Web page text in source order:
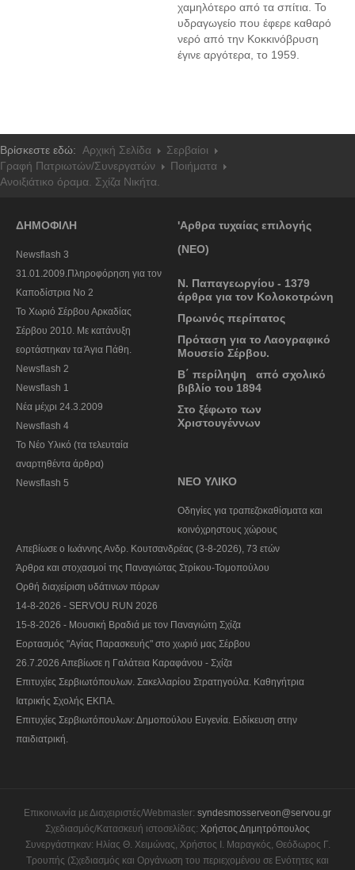
χαμηλότερο από τα σπίτια. Το
υδραγωγείο που έφερε καθαρό
νερό από την Κοκκινόβρυση
έγινε αργότερα, το 1959.
Βρίσκεστε εδώ: Αρχική Σελίδα
Σερβαίοι
Γραφή Πατριωτών/Συνεργατών
Ποιήματα
Ανοιξιάτικο όραμα. Σχίζα Νικήτα.
ΔΗΜΟΦΙΛΗ
Newsflash 3
31.01.2009.Πληροφόρηση για τον
Καποδίστρια Νο 2
To Χωριό Σέρβου Αρκαδίας
Σέρβου 2010. Με κατάνυξη
εορτάστηκαν τα Άγια Πάθη.
Newsflash 2
Newsflash 1
Nέα μέχρι 24.3.2009
Newsflash 4
Το Νέο Υλικό (τα τελευταία
αναρτηθέντα άρθρα)
Newsflash 5
'Αρθρα τυχαίας επιλογής
(ΝΕΟ)
Ν. Παπαγεωργίου - 1379
άρθρα για τον Κολοκοτρώνη
Πρωινός περίπατος
Πρόταση για το Λαογραφικό
Μουσείο Σέρβου.
Β΄ περίληψη από σχολικό
βιβλίο του 1894
Στο ξέφωτο των
Χριστουγέννων
ΝΕΟ ΥΛΙΚΟ
Οδηγίες για τραπεζοκαθίσματα και
κοινόχρηστους χώρους
Απεβίωσε ο Ιωάννης Ανδρ. Κουτσανδρέας (3-8-2026), 73 ετών
Άρθρα και στοχασμοί της Παναγιώτας Στρίκου-Τομοπούλου
Ορθή διαχείριση υδάτινων πόρων
14-8-2026 - SERVOU RUN 2026
15-8-2026 - Μουσική Βραδιά με τον Παναγιώτη Σχίζα
Εορτασμός "Αγίας Παρασκευής" στο χωριό μας Σέρβου
26.7.2026 Απεβίωσε η Γαλάτεια Καραφάνου - Σχίζα
Επιτυχίες Σερβιωτόπουλων. Σακελλαρίου Στρατηγούλα. Καθηγήτρια
Ιατρικής Σχολής ΕΚΠΑ.
Επιτυχίες Σερβιωτόπουλων: Δημοπούλου Ευγενία. Ειδίκευση στην
παιδιατρική.
Επικοινωνία με Διαχειριστές/Webmaster: syndesmosserveon@servou.gr
Σχεδιασμός/Κατασκευή ιστοσελίδας: Χρήστος Δημητρόπουλος
Συνεργάστηκαν: Ηλίας Θ. Χειμώνας, Χρήστος Ι. Μαραγκός, Θεόδωρος Γ.
Τρουπής (Σχεδιασμός και Οργάνωση του περιεχομένου σε Ενότητες και